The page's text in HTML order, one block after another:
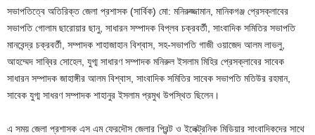
সভাপতিত্বে অতিরিক্ত জেলা প্রশাসক (সার্বিক) মো: মনিরুজ্জামান, মানিকগঞ্জ প্রেসক্লাবের
সভাপতি গোলাম ছারোয়ার ছানু, সাধারন সম্পাদক বিপ্লব চক্রবর্তী, সাংবাদিক সমিতির সভাপতি
মানবেন্দ্র চক্রবর্তী, সম্পাদক শাহাজাহান বিশ্বাস, সহ-সভাপতি গাজী ওয়াজেদ আলম লাভলু,
আহম্মেদ সাব্বির সোহেল, যুগ্ম সাধারণ সম্পাদক মনিরুল ইসলাম মিহির প্রেসক্লাবের সাবেক
সাধারন সম্পাদক জাহাঙ্গীর আলম বিশ্বাস, সাংবাদিক সমিতির সাবেক সভাপতি মতিউর রহমান,
সাবেক যুগ্ম সাধরণ সম্পাদক শাহানুর ইসলাম প্রমুখ উপস্থিত ছিলেন।
এ সময় জেলা প্রশাসক এস এম ফেরদৌস জেলার প্রিন্ট ও ইলেক্ট্রনিক মিডিয়ার সাংবাদিকদের সাথে